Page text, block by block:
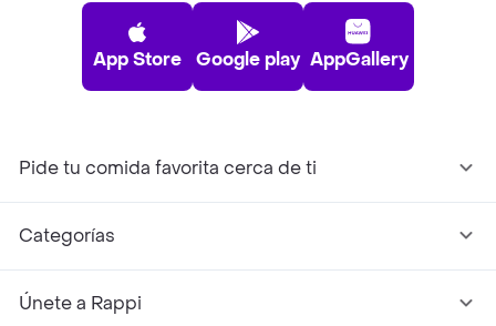
App Store Google play AppGallery
Pide tu comida favorita cerca de ti
Categorías
Únete a Rappi